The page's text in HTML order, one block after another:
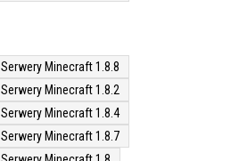
Serwery Minecraft 1.8.8
Serwery Minecraft 1.8.2
Serwery Minecraft 1.8.4
Serwery Minecraft 1.8.7